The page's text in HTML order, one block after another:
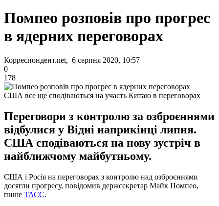
Помпео розповів про прогрес
в ядерних переговорах
Корреспондент.net, 6 серпня 2020, 10:57
0
178
США все ще сподіваються на участь Китаю в переговорах
Переговори з контролю за озброєннями
відбулися у Відні наприкінці липня.
США сподіваються на нову зустріч в
найближчому майбутньому.
США і Росія на переговорах з контролю над озброєннями
досягли прогресу, повідомив держсекретар Майк Помпео,
пише ТАСС.